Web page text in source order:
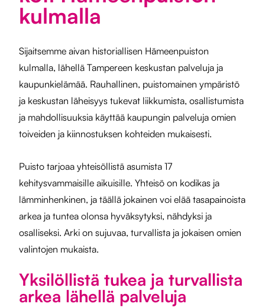
kulmalla
Sijaitsemme aivan historiallisen Hämeenpuiston
kulmalla, lähellä Tampereen keskustan palveluja ja
kaupunkielämää. Rauhallinen, puistomainen ympäristö
ja keskustan läheisyys tukevat liikkumista, osallistumista
ja mahdollisuuksia käyttää kaupungin palveluja omien
toiveiden ja kiinnostuksen kohteiden mukaisesti.
Puisto tarjoaa yhteisöllistä asumista 17
kehitysvammaisille aikuisille. Yhteisö on kodikas ja
lämminhenkinen, ja täällä jokainen voi elää tasapainoista
arkea ja tuntea olonsa hyväksytyksi, nähdyksi ja
osalliseksi. Arki on sujuvaa, turvallista ja jokaisen omien
valintojen mukaista.
Yksilöllistä tukea ja turvallista
arkea lähellä palveluja